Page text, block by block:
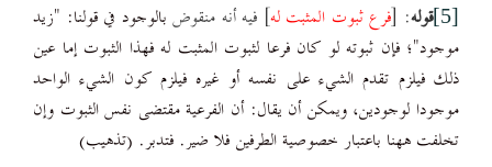
[5]قوله: [فرع ثبوت المثبت له] فيه أنه منقوض بالوجود في قولنا: "زيد
موجود"؛ فإن ثبوته لو كان فرعا لثبوت المثبت له فهذا الثبوت إما عين
ذلك فيلزم تقدم الشيء على نفسه أو غيره فيلزم كون الشيء الواحد
موجودا لوجودين، ويمكن أن يقال: أن الفرعية مقتضى نفس الثبوت وإن
تخلفت ههنا باعتبار خصوصية الطرفين فلا ضير. فتدبر. (تذهيب)